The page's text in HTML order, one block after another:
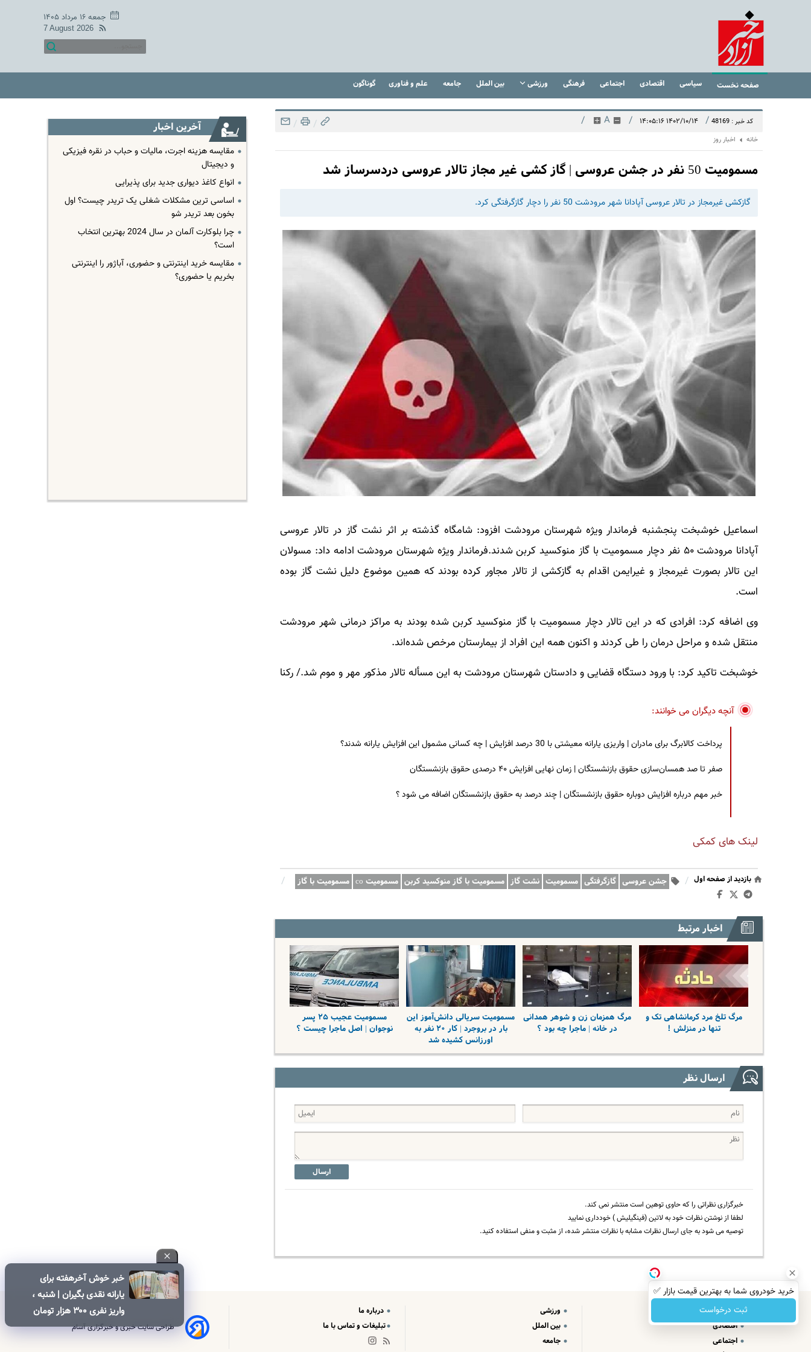
جمعه ۱۶ مرداد ۱۴۰۵
7 August 2026
صفحه نخست سیاسی اقتصادی اجتماعی فرهنگی ورزشی بین الملل جامعه علم و فناوری گوناگون
کد خبر : 48169 / ۱۴۰۲/۱۰/۱۴ ۱۴:۰۵:۱۶ /
A
/
/
/
خانه اخبار روز
مسمومیت 50 نفر در جشن عروسی | گاز کشی غیر مجاز تالار عروسی دردسرساز شد
گازکشی غیرمجاز در تالار عروسی آپادانا شهر مرودشت 50 نفر را دچار گازگرفتگی کرد.
اسماعیل خوشبخت پنجشنبه فرماندار ویژه شهرستان مرودشت افزود: شامگاه گذشته بر اثر نشت گاز در تالار عروسی
آپادانا مرودشت ۵۰ نفر دچار مسمومیت با گاز منوکسید کربن شدند.فرماندار ویژه شهرستان مرودشت ادامه داد: مسولان
این تالار بصورت غیرمجاز و غیرایمن اقدام به گازکشی از تالار مجاور کرده بودند که همین موضوع دلیل نشت گاز بوده
است.
وی اضافه کرد: افرادی که در این تالار دچار مسمومیت با گاز منوکسید کربن شده بودند به مراکز درمانی شهر مرودشت
منتقل شده و مراحل درمان را طی کردند و اکنون همه این افراد از بیمارستان مرخص شده‌اند.
خوشبخت تاکید کرد: با ورود دستگاه قضایی و دادستان شهرستان مرودشت به این مسأله تالار مذکور مهر و موم شد./ رکنا
آنچه دیگران می خوانند:
پرداخت کالابرگ برای مادران | واریزی یارانه معیشتی با 30 درصد افزایش | چه کسانی مشمول این افزایش یارانه شدند؟
صفر تا صد همسان‌سازی حقوق بازنشستگان | زمان نهایی افزایش ۴۰ درصدی حقوق بازنشستگان
خبر مهم درباره افزایش دوباره حقوق بازنشستگان | چند درصد به حقوق بازنشستگان اضافه می شود ؟
لینک های کمکی
بازدید از صفحه اول / جشن عروسی گازگرفتگی مسمومیت نشت گاز مسمومیت با گاز منوکسید کربن مسمومیت co مسمومیت با گاز /
اخبار مرتبط
مرگ تلخ مرد کرمانشاهی تک و
تنها در منزلش !
مرگ همزمان زن و شوهر همدانی
در خانه | ماجرا چه بود ؟
مسمومیت سریالی دانش‌آموز این
بار در بروجرد | کار ۲۰ نفر به
اورزانس کشیده شد
مسمومیت عجیب ۲۵ پسر
نوجوان | اصل ماجرا چیست ؟
ارسال نظر
ارسال
خبرگزاری نظراتی را که حاوی توهین است منتشر نمی کند.
لطفا از نوشتن نظرات خود به لاتین (فینگیلیش ) خودداری نمایید
توصیه می شود به جای ارسال نظرات مشابه با نظرات منتشر شده، از مثبت و منفی استفاده کنید.
خرید خودروی شما به بهترین قیمت بازار ✅
ثبت درخواست
آخرین اخبار
مقایسه هزینه اجرت، مالیات و حباب در نقره فیزیکی
و دیجیتال
انواع کاغذ دیواری جدید برای پذیرایی
اساسی ترین مشکلات شغلی یک تریدر چیست؟ اول
بخون بعد تریدر شو
چرا بلوکارت آلمان در سال 2024 بهترین انتخاب
است؟
مقایسه خرید اینترنتی و حضوری، آباژور را اینترنتی
بخریم یا حضوری؟
خبر خوش آخرهفته برای
یارانه نقدی بگیران | شنبه ،
واریز نفری ۳۰۰ هزار تومان
یارانه نقدی برای این خانوار
سیاسی
اقتصادی
اجتماعی
ورزشی
بین الملل
جامعه
درباره ما
تبلیغات و تماس با ما
طراحی سایت خبری و خبرگزاری آسام